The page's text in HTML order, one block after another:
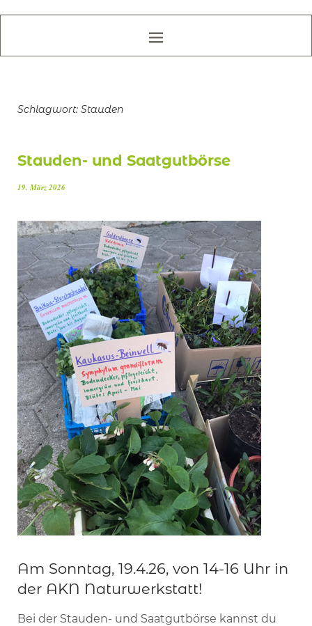
Schlagwort: Stauden
Stauden- und Saatgutbörse
19. März 2026
Am Sonntag, 19.4.26, von 14-16 Uhr in
der AKN Naturwerkstatt!
Bei der Stauden- und Saatgutbörse kannst du